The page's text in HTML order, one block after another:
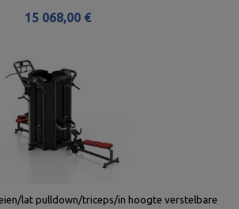
15 068,00 €
lat pulldown/triceps/in hoogte verstelbare